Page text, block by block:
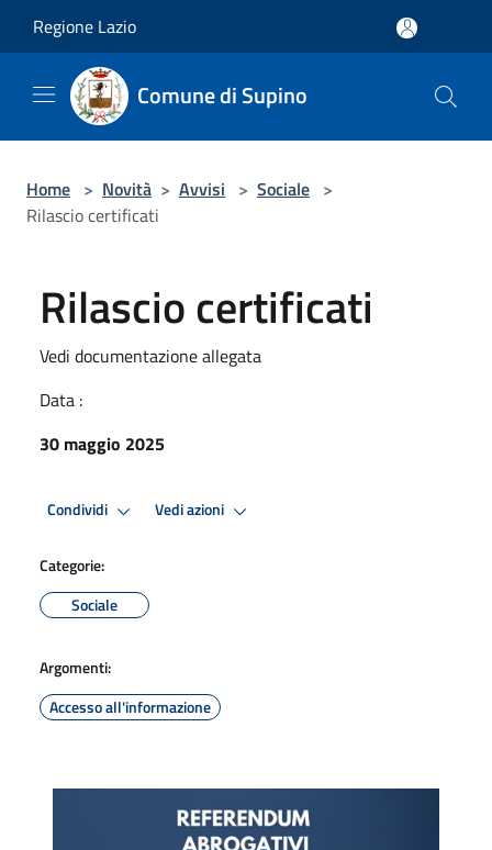
Regione Lazio
Comune di Supino
Home > Novità > Avvisi > Sociale >
Rilascio certificati
Rilascio certificati
Vedi documentazione allegata
Data :
30 maggio 2025
Condividi Vedi azioni
Categorie:
Sociale
Argomenti:
Accesso all'informazione